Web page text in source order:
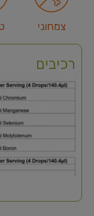
צמחוני
רכיבים